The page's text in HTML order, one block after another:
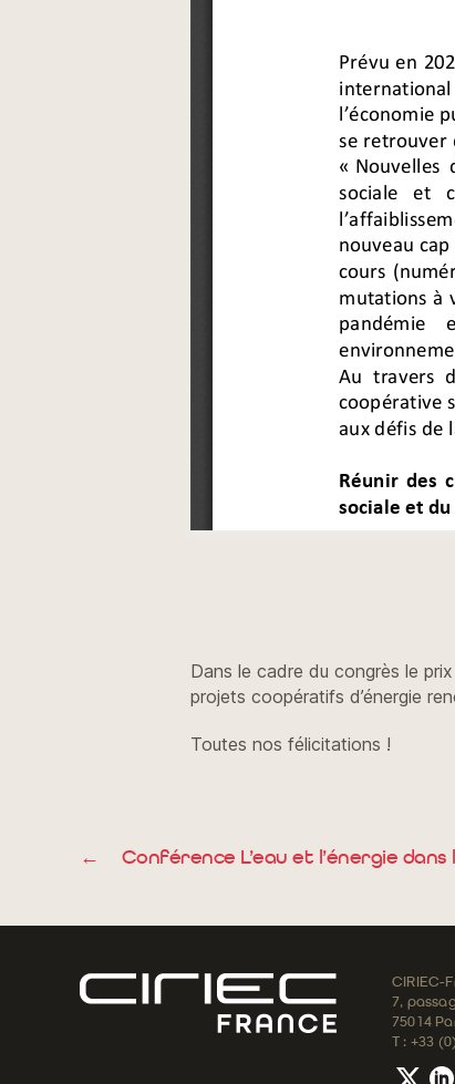
Dans le cadre du congrès le
projets coopératifs d’énergie
Toutes nos félicitations !
← Conférence L’eau et l’énergie
CIRIEC-
7,
75014
T : +33